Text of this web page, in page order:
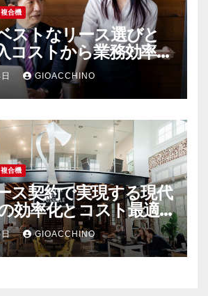
複合機
ストなリース選びと
コストから業務効率化
GIOACCHINO
複合機
ス契約で実現する現代
効率化とコスト最適
日 GIOACCHINO